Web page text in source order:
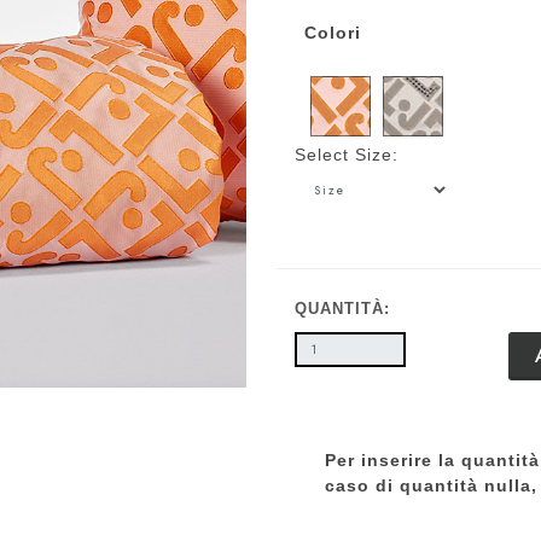
Colori
Select Size:
QUANTITÀ:
Per inserire la
caso di quantità